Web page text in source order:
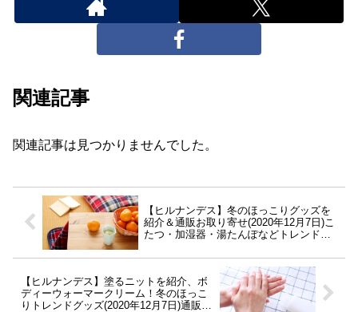
関連記事
関連記事は見つかりませんでした。
【ヒルナンデス】冬のほっこりグッズを
紹介＆通販お取り寄せ(2020年12月7日)こ
たつ・加湿器・湯たんぽなどトレンド便
【ヒルナンデス】塗るニットを紹介、ボ
ディーウォーマークリーム！冬のほっこ
りトレンドグッズ(2020年12月7日)通販お